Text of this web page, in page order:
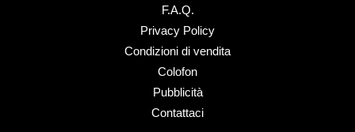
F.A.Q.
Privacy Policy
Condizioni di vendita
Colofon
Pubblicità
Contattaci